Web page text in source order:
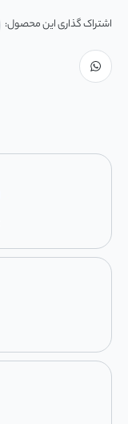
اشتراک گذاری این محصول: